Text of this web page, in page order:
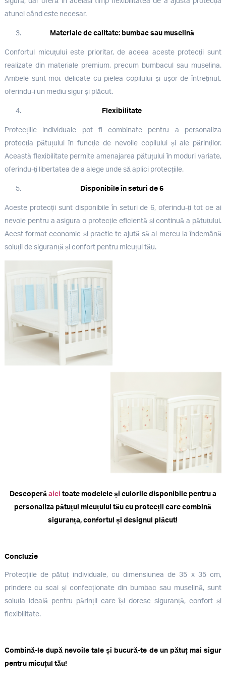
atunci când este necesar.
Materiale de calitate: bumbac sau muselină
Confortul micuțului este prioritar, de aceea aceste protecții sunt
realizate din materiale premium, precum bumbacul sau muselina.
Ambele sunt moi, delicate cu pielea copilului și ușor de întreținut,
oferindu-i un mediu sigur și plăcut.
Flexibilitate
Protecțiile individuale pot fi combinate pentru a personaliza
protecția pătuțului în funcție de nevoile copilului și ale părinților.
Această flexibilitate permite amenajarea pătuțului în moduri variate,
oferindu-ți libertatea de a alege unde să aplici protecțiile.
Disponibile în seturi de 6
Aceste protecții sunt disponibile în seturi de 6, oferindu-ți tot ce ai
nevoie pentru a asigura o protecție eficientă și continuă a pătuțului.
Acest format economic și practic te ajută să ai mereu la îndemână
soluții de siguranță și confort pentru micuțul tău.
Descoperă aici toate modelele și culorile disponibile pentru a
personaliza pătuțul micuțului tău cu protecții care combină
siguranța, confortul și designul plăcut!
Concluzie
Protecțiile de pătuț individuale, cu dimensiunea de 35 x 35 cm,
prindere cu scai și confecționate din bumbac sau muselină, sunt
soluția ideală pentru părinții care își doresc siguranță, confort și
flexibilitate.
Combină-le după nevoile tale și bucură-te de un pătuț mai sigur
pentru micuțul tău!